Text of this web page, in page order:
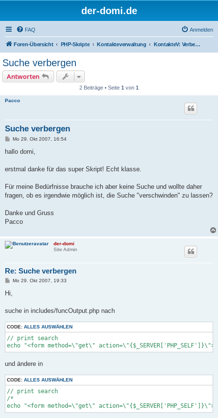
der-domi.de
FAQ Anmelden
Foren-Übersicht PHP-Skripte Kontakteverwaltung KontakteV: Verbesserungen & Entwickler
Suche verbergen
Antworten
2 Beiträge • Seite 1 von 1
Pacco
Suche verbergen
B
i
a
Mo 29. Okt 2007, 16:54
hallo domi,
erstmal danke für das super Skript! Echt klasse.
Für meine Bedürfnisse brauche ich aber keine Suche und wollte daher
fragen, ob es irgendwie möglich ist, die Suche "verschwinden" zu lassen?
Danke und Gruss
Pacco
der-domi
Site Admin
Re: Suche verbergen
B
t
a
Mo 29. Okt 2007, 19:33
Hi,
suche in includes/funcOutput.php nach
CODE: ALLES AUSWÄHLEN
// print search
echo "<form method=\"get\"
und ändere in
CODE: ALLES AUSWÄHLEN
// print search
/*
echo "<form method=\"get\"